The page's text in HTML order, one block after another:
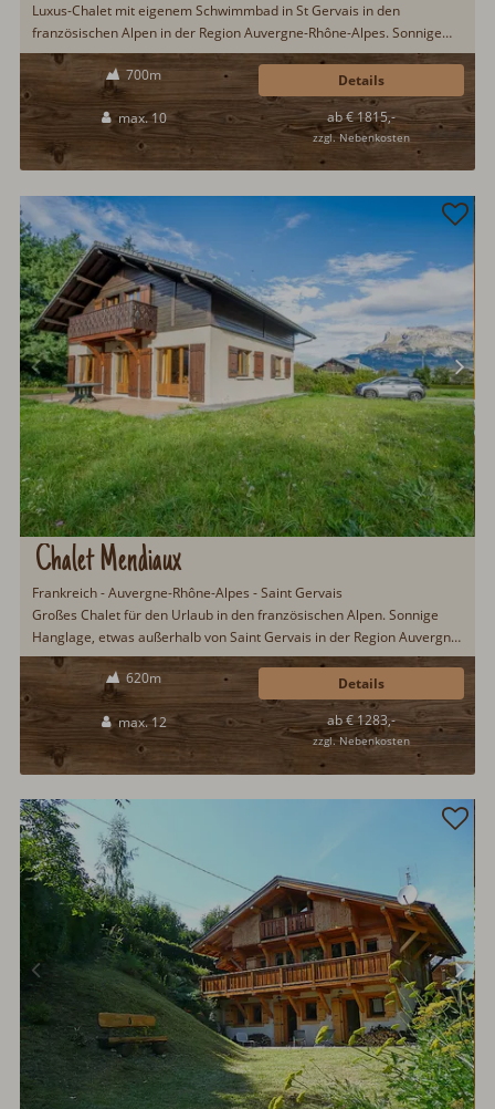
Luxus-Chalet mit eigenem Schwimmbad in St Gervais in den
französischen Alpen in der Region Auvergne-Rhône-Alpes. Sonnige
Aussichtslage mit Blick auf die umliegende Bergwelt und beheiztem
Pool. Gemütlich eingerichtetes Chalet mit Kamin, offener Küche,
Panoramafenstern und Natursteinböden. Nächstes Skigebiet Evasion
Mont Blanc...
700m
max. 10 ab € 1815,-
zzgl. Nebenkosten
Details
Chalet Mendiaux
Frankreich - Auvergne-Rhône-Alpes - Saint Gervais
Großes Chalet für den Urlaub in den französischen Alpen. Sonnige
Hanglage, etwas außerhalb von Saint Gervais in der Region Auvergne-
Rhône-Alpes. Großzügige 200qm Wohnfläche und Platz für zwölf
Gäste. Gratis Skibus in die Skigebiete des Mont Blanc. Wohnbereich
mit Kamin...
620m
max. 12 ab € 1283,-
zzgl. Nebenkosten
Details